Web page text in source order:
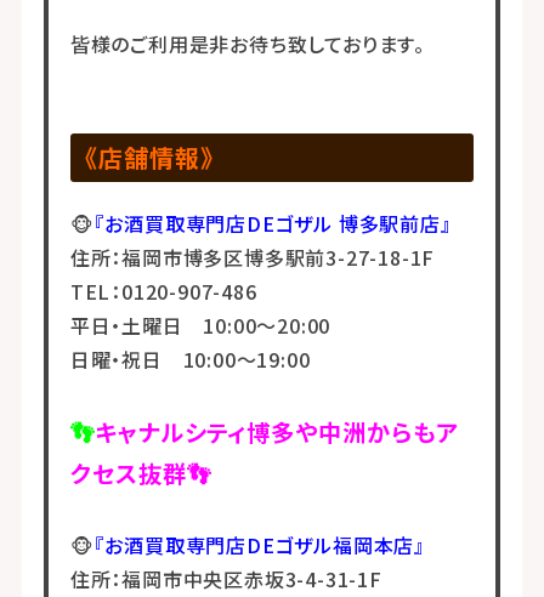
皆様のご利用是非お待ち致しております。
《店舗情報》
🐵『お酒買取専門店DEゴザル 博多駅前店』
住所：福岡市博多区博多駅前3-27-18-1F
TEL：0120-907-486
平日・土曜日 10:00～20:00
日曜・祝日 10:00～19:00
👣キャナルシティ博多や中洲からもア
クセス抜群👣
🐵『お酒買取専門店DEゴザル福岡本店』
住所：福岡市中央区赤坂3-4-31-1F